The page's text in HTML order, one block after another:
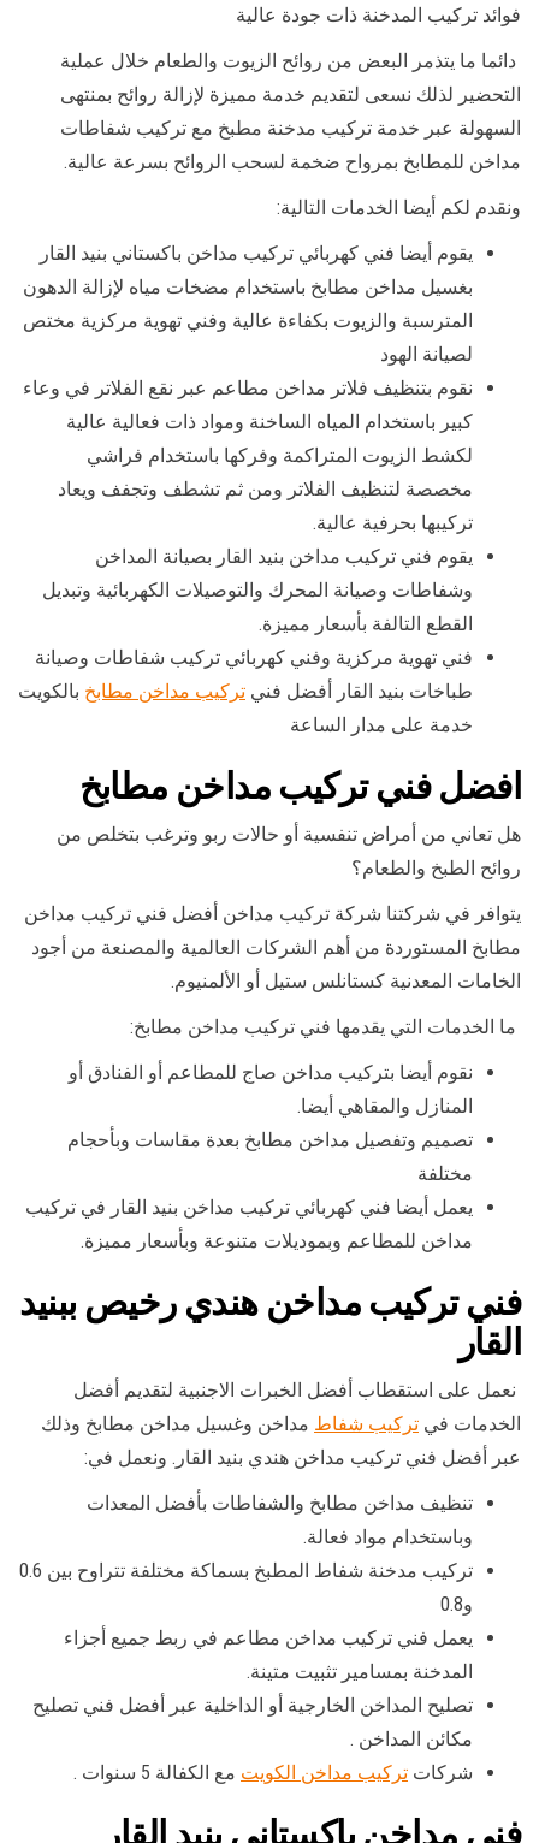
فوائد تركيب المدخنة ذات جودة عالية
دائما ما يتذمر البعض من روائح الزيوت والطعام خلال عملية
التحضير لذلك نسعى لتقديم خدمة مميزة لإزالة روائح بمنتهى
السهولة عبر خدمة تركيب مدخنة مطبخ مع تركيب شفاطات
مداخن للمطابخ بمرواح ضخمة لسحب الروائح بسرعة عالية.
ونقدم لكم أيضا الخدمات التالية:
يقوم أيضا فني كهربائي تركيب مداخن باكستاني بنيد القار
بغسيل مداخن مطابخ باستخدام مضخات مياه لإزالة الدهون
المترسبة والزيوت بكفاءة عالية وفني تهوية مركزية مختص
لصيانة الهود
نقوم بتنظيف فلاتر مداخن مطاعم عبر نقع الفلاتر في وعاء
كبير باستخدام المياه الساخنة ومواد ذات فعالية عالية
لكشط الزيوت المتراكمة وفركها باستخدام فراشي
مخصصة لتنظيف الفلاتر ومن ثم تشطف وتجفف ويعاد
تركيبها بحرفية عالية.
يقوم فني تركيب مداخن بنيد القار بصيانة المداخن
وشفاطات وصيانة المحرك والتوصيلات الكهربائية وتبديل
القطع التالفة بأسعار مميزة.
فني تهوية مركزية وفني كهربائي تركيب شفاطات وصيانة
طباخات بنيد القار أفضل فني تركيب مداخن مطابخ بالكويت
خدمة على مدار الساعة
افضل فني تركيب مداخن مطابخ
هل تعاني من أمراض تنفسية أو حالات ربو وترغب بتخلص من
روائح الطبخ والطعام؟
يتوافر في شركتنا شركة تركيب مداخن أفضل فني تركيب مداخن
مطابخ المستوردة من أهم الشركات العالمية والمصنعة من أجود
الخامات المعدنية كستانلس ستيل أو الألمنيوم.
ما الخدمات التي يقدمها فني تركيب مداخن مطابخ:
نقوم أيضا بتركيب مداخن صاج للمطاعم أو الفنادق أو
المنازل والمقاهي أيضا.
تصميم وتفصيل مداخن مطابخ بعدة مقاسات وبأحجام
مختلفة
يعمل أيضا فني كهربائي تركيب مداخن بنيد القار في تركيب
مداخن للمطاعم وبموديلات متنوعة وبأسعار مميزة.
فني تركيب مداخن هندي رخيص ببنيد
القار
نعمل على استقطاب أفضل الخبرات الاجنبية لتقديم أفضل
الخدمات في تركيب شفاط مداخن وغسيل مداخن مطابخ وذلك
عبر أفضل فني تركيب مداخن هندي بنيد القار. ونعمل في:
تنظيف مداخن مطابخ والشفاطات بأفضل المعدات
وباستخدام مواد فعالة.
تركيب مدخنة شفاط المطبخ بسماكة مختلفة تتراوح بين 0.6
و0.8
يعمل فني تركيب مداخن مطاعم في ربط جميع أجزاء
المدخنة بمسامير تثبيت متينة.
تصليح المداخن الخارجية أو الداخلية عبر أفضل فني تصليح
مكائن المداخن .
شركات تركيب مداخن الكويت مع الكفالة 5 سنوات .
فني مداخن باكستاني بنيد القار